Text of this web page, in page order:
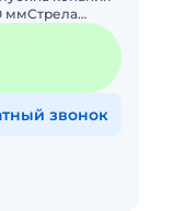
ммСтрела
звонок